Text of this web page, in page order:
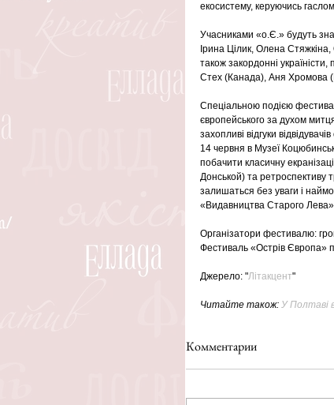
екосистему, керуючись
Учасниками «о.Є.» будуть
Ірина Цілик, Олена
також закордонні
Стех (Канада), Аня Хромова
Спеціальною подією
європейського за духом
захопливі відгуки
14 червня в Музеї
побачити класичну
Донськой) та ретроспективу
залишаться без уваги і
«Видавництва Старого
Організатори фестивалю:
Фестиваль «Острів Європа»
Джерело: "Літакцент"
Читайте також: У Полтаві
Комментарии